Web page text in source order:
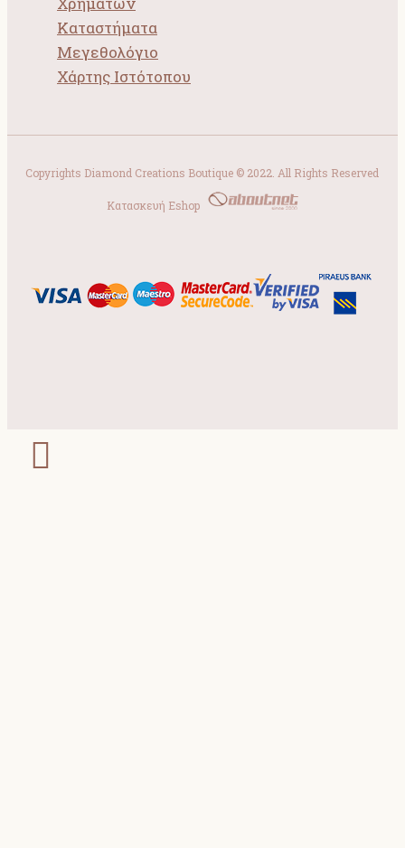
Καταστήματα
Μεγεθολόγιο
Χάρτης Ιστότοπου
Copyrights Diamond Creations Boutique © 2022. All Rights Reserved
Κατασκευή Eshop